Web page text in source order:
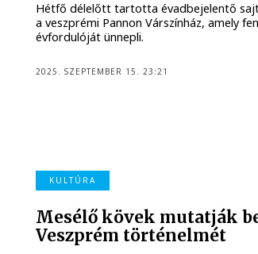
Hétfő délelőtt tartotta évadbejelentő
a veszprémi Pannon Várszínház, amely
évfordulóját ünnepli.
2025. SZEPTEMBER 15. 23:21
KULTÚRA
Mesélő kövek mutatják
Veszprém történelmét